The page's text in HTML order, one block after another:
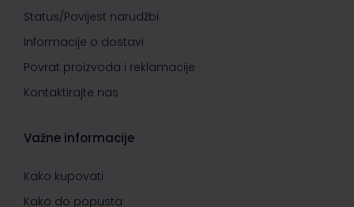
Status/Povijest narudžbi
Informacije o dostavi
Povrat proizvoda i reklamacije
Kontaktirajte nas
Važne informacije
Kako kupovati
Kako do popusta